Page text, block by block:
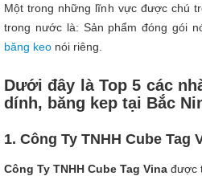
Một trong những lĩnh vực được chú
trong nước là: Sản phẩm đóng gói
băng keo nói riêng.
Dưới đây là Top 5 các
dính, băng kep tại Bắc
1. Công Ty TNHH Cube Tag
Công Ty TNHH Cube Tag Vina được